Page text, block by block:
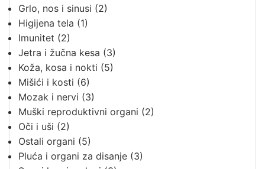
Grlo, nos i sinusi (2)
Higijena tela (1)
Imunitet (2)
Jetra i žučna kesa (3)
Koža, kosa i nokti (5)
Mišići i kosti (6)
Mozak i nervi (3)
Muški reproduktivni organi (2)
Oči i uši (2)
Ostali organi (5)
Pluća i organi za disanje (3)